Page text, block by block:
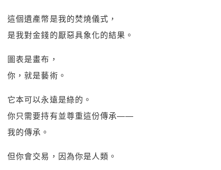
這個遺產幣是我的焚燒儀式，
是我對金錢的厭惡具象化的結果。
圖表是畫布，
你，就是藝術。
它本可以永遠是綠的。
你只需要持有並尊重這份傳承——
我的傳承。
但你會交易，因為你是人類。